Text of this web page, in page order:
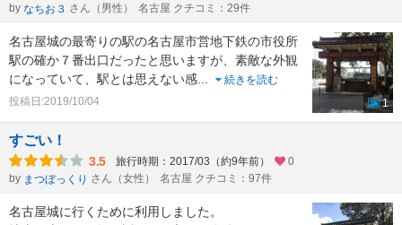
by なちお３ さん（男性） 名古屋 クチコミ：29件
名古屋城の最寄りの駅の名古屋市営地下鉄の市役所
駅の確か７番出口だったと思いますが、素敵な外観
になっていて、駅とは思えない感
続きを読む
投稿日:2019/10/04
1
すごい！
3.5 旅行時期：2017/03（約9年前）
0
by まつぼっくり さん（女性） 名古屋 クチコミ：97件
名古屋城に行くために利用しました。